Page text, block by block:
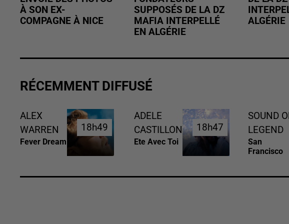
À SON EX-
COMPAGNE À NICE
SUPPOSÉS DE LA DZ
MAFIA INTERPELLÉ
EN ALGÉRIE
ALGÉRIE
RÉCEMMENT DIFFUSÉ
ALEX
WARREN
Fever Dream
18h49
18h49
ADELE
CASTILLON
Ete Avec Toi
18h47
18h47
SOUND
LEGEND
San
Francisco